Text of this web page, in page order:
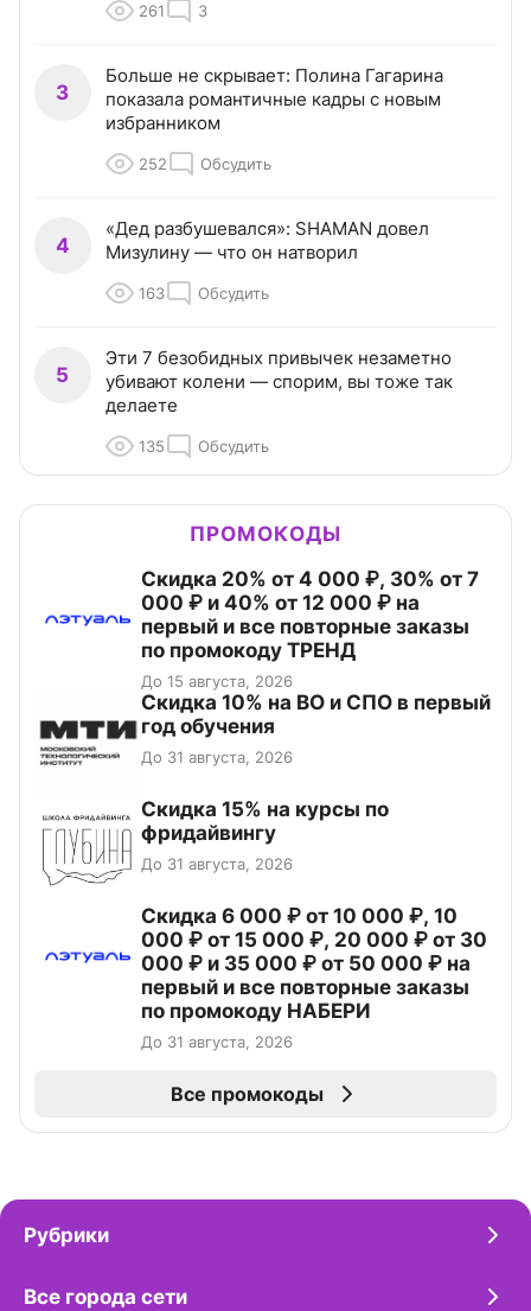
261 3
3
Больше не скрывает: Полина Гагарина
показала романтичные кадры с новым
избранником
252 Обсудить
4
«Дед разбушевался»: SHAMAN довел
Мизулину — что он натворил
163 Обсудить
5
Эти 7 безобидных привычек незаметно
убивают колени — спорим, вы тоже так
делаете
135 Обсудить
ПРОМОКОДЫ
Скидка 20% от 4 000 ₽, 30% от 7
000 ₽ и 40% от 12 000 ₽ на
первый и все повторные заказы
по промокоду ТРЕНД
До 15 августа, 2026
Скидка 10% на ВО и СПО в первый
год обучения
До 31 августа, 2026
Скидка 15% на курсы по
фридайвингу
До 31 августа, 2026
Скидка 6 000 ₽ от 10 000 ₽, 10
000 ₽ от 15 000 ₽, 20 000 ₽ от 30
000 ₽ и 35 000 ₽ от 50 000 ₽ на
первый и все повторные заказы
по промокоду НАБЕРИ
До 31 августа, 2026
Все промокоды
Рубрики
Все города сети